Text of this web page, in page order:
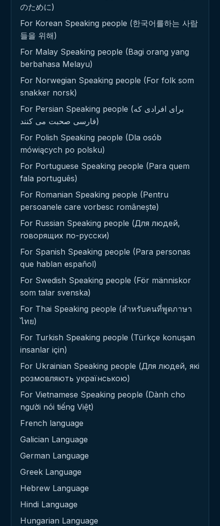
のために)
For Korean Speaking people (한국어를하는 사람
들을 위해)
For Malay Speaking people (Bagi orang yang
berbahasa Melayu)
For Norwegian Speaking people (For folk som
snakker norsk)
For Persian Speaking people (برای افرادی که
فارسی صحبت می کنند)
For Polish Speaking people (Dla osób
mówiących po polsku)
For Portuguese Speaking people (Para quem
fala português)
For Romanian Speaking people (Pentru
persoanele care vorbesc românește)
For Russian Speaking people (Для людей,
говорящих по-русски)
For Spanish Speaking people (Para personas
que hablan español)
For Swedish Speaking people (För människor
som talar svenska)
For Thai Speaking people (สำหรับคนที่พูดภาษา
ไทย)
For Turkish Speaking people (Türkçe konuşan
insanlar için)
For Ukrainian Speaking people (Для людей, які
розмовляють українською)
For Vietnamese Speaking people (Dành cho
người nói tiếng Việt)
French language
Galician Language
German Language
Greek Language
Hebrew Language
Hindi Language
Hungarian Language